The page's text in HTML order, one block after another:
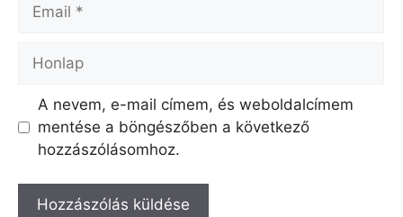
A nevem, e-mail címem, és weboldalcímem
mentése a böngészőben a következő
hozzászólásomhoz.